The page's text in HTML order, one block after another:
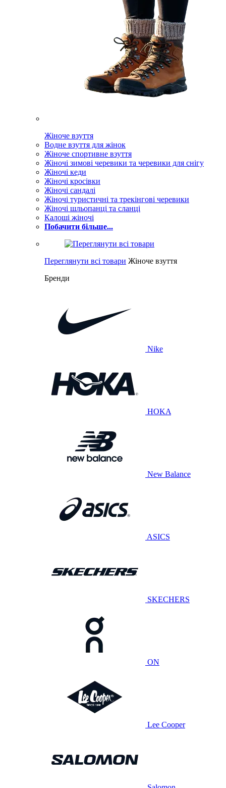
Жіноче взуття
Водне взуття для жінок
Жіноче спортивне взуття
Жіночі зимові черевики та черевики для снігу
Жіночі кеди
Жіночі кросівки
Жіночі сандалі
Жіночі туристичні та трекінгові черевики
Жіночі шльопанці та сланці
Калоші жіночі
Побачити більше...
Переглянути всі товари Жіноче взуття
Бренди
Nike
HOKA
New Balance
ASICS
SKECHERS
ON
Lee Cooper